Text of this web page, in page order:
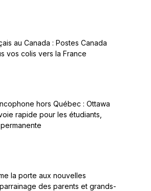
au Canada : Postes Canada
vos colis vers la France
hors Québec : Ottawa
rapide pour les étudiants,
la porte aux nouvelles
des parents et grands-